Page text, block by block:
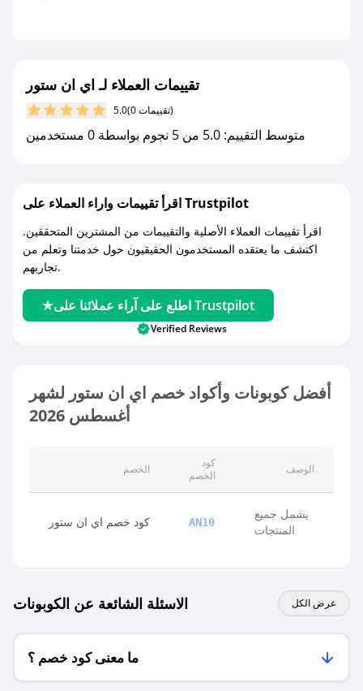
مع صحصح، تسوق بذكاء ووفّر على كل مشترياتك مع
كوبونات خصم حصرية من اي ان ستور!
تقييمات العملاء لـ اي ان ستور
5.0 (0 تقييمات)
متوسط التقييم: 5.0 من 5 نجوم بواسطة 0 مستخدمين
اقرأ تقييمات واراء العملاء على Trustpilot
اقرأ تقييمات العملاء الأصلية والتقييمات من المشترين المتحققين.
اكتشف ما يعتقده المستخدمون الحقيقيون حول خدمتنا وتعلم من
تجاربهم.
اطلع على آراء عملائنا على Trustpilot
Verified Reviews
أفضل كوبونات وأكواد خصم اي ان ستور لشهر
أغسطس 2026
الخصم
كود
الخصم
الوصف
كود خصم اي ان ستور AN10
يشمل جميع
المنتجات
الاسئلة الشائعة عن الكوبونات عرض الكل
ما معنى كود خصم ؟